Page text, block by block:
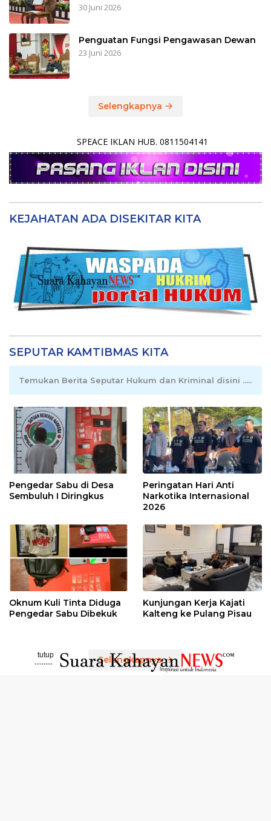
30 Juni 2026
Penguatan Fungsi Pengawasan Dewan
23 Juni 2026
Selengkapnya
SPEACE IKLAN HUB. 0811504141
KEJAHATAN ADA DISEKITAR KITA
SEPUTAR KAMTIBMAS KITA
Temukan Berita Seputar Hukum dan Kriminal disini .....
Pengedar Sabu di Desa
Sembuluh I Diringkus
Peringatan Hari Anti
Narkotika Internasional
2026
Oknum Kuli Tinta Diduga
Pengedar Sabu Dibekuk
Kunjungan Kerja Kajati
Kalteng ke Pulang Pisau
Selengkapnya
tutup
..........